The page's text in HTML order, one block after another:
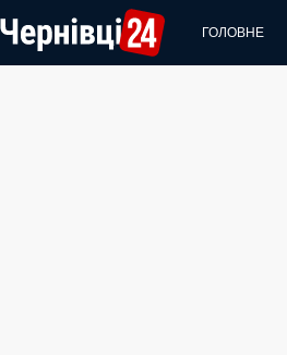
до
вмісту
ГОЛОВНЕ